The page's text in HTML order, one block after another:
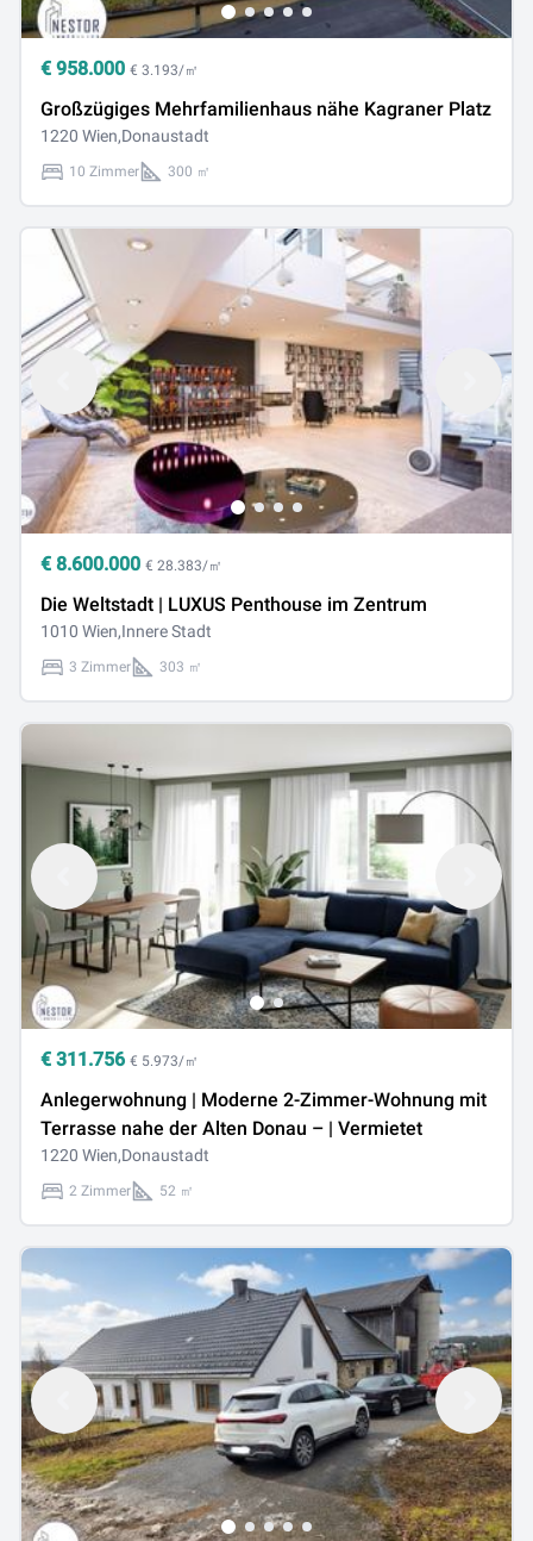
€ 958.000 € 3.193/㎡
Großzügiges Mehrfamilienhaus nähe Kagraner Platz
1220 Wien,Donaustadt
10 Zimmer 300 ㎡
€ 8.600.000 € 28.383/㎡
Die Weltstadt | LUXUS Penthouse im Zentrum
1010 Wien,Innere Stadt
3 Zimmer 303 ㎡
€ 311.756 € 5.973/㎡
Anlegerwohnung | Moderne 2-Zimmer-Wohnung mit
Terrasse nahe der Alten Donau – | Vermietet
1220 Wien,Donaustadt
2 Zimmer 52 ㎡